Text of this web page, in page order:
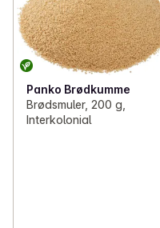
Panko Brødkumme
Brødsmuler, 200 g,
Interkolonial